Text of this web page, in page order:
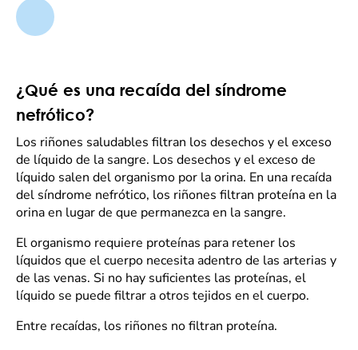
¿Qué es una recaída del síndrome
nefrótico?
Los riñones saludables filtran los desechos y el exceso
de líquido de la sangre. Los desechos y el exceso de
líquido salen del organismo por la orina. En una recaída
del síndrome nefrótico, los riñones filtran proteína en la
orina en lugar de que permanezca en la sangre.
El organismo requiere proteínas para retener los
líquidos que el cuerpo necesita adentro de las arterias y
de las venas. Si no hay suficientes las proteínas, el
líquido se puede filtrar a otros tejidos en el cuerpo.
Entre recaídas, los riñones no filtran proteína.